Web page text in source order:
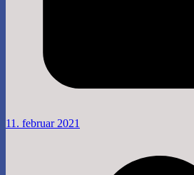
11. februar 2021